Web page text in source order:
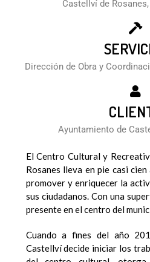
Castellví de
Dirección de Obra y
Ayuntamiento de
El Centro Cultural y
Rosanes lleva en pie casi
promover y enriquecer la
sus ciudadanos. Con una
presente en el centro del
Cuando a fines del año
Castellví decide iniciar los